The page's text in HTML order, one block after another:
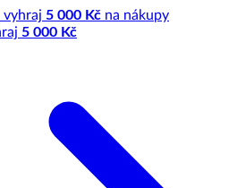
vyhraj 5 000 Kč na nákupy
5 000 Kč